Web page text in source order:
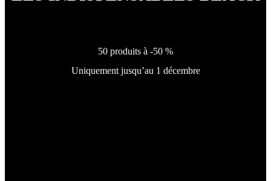
50 produits à -50 %
Uniquement jusqu’au 1 décembre